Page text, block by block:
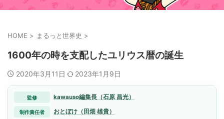
HOME > まるっと世界史 >
1600年の時を支配したユリウス暦の誕生
2020年3月11日 2023年1月9日
監修 kawauso編集長（石原 昌光）
制作責任者 おとぼけ（田畑 雄貴）